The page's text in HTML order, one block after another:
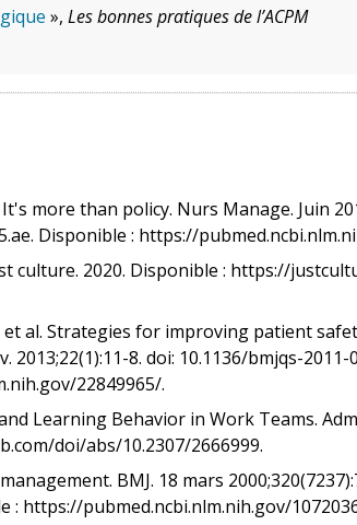
», Les bonnes pratiques de l’ACPM
more than policy. Nurs Manage. Juin
Disponible : https://
culture. 2020. Disponible : https://
et al. Strategies for improving patient
2013;22(1):11-8. doi: 10.1136/bmjqs-
22849965/.
Learning Behavior in Work Teams. Adm
doi/abs/10.2307/2666999.
BMJ. 18 mars
: https://pubmed.ncbi.nlm.nih.gov/